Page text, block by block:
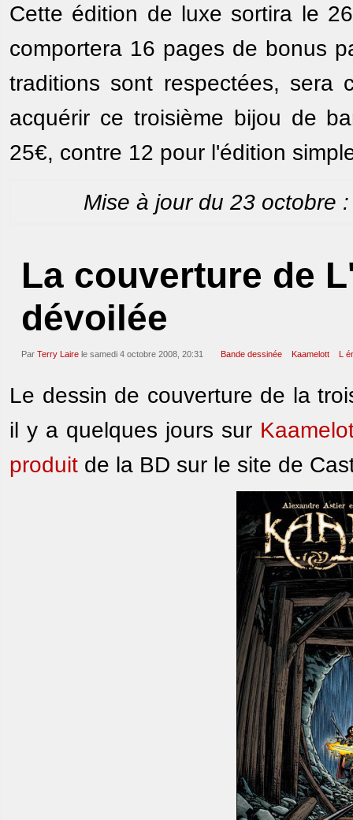
Cette édition de luxe sortira le
comportera 16 pages de bonus
traditions sont respectées, sera
acquérir ce troisième bijou de
25€, contre 12 pour l'édition
Mise à jour du 23 octobre
La couverture de
dévoilée
Par Terry Laire le samedi 4 octobre 2008, 20:31 Bande dessinée Kaamelott L
Le dessin de couverture de la
il y a quelques jours sur
produit de la BD sur le site de